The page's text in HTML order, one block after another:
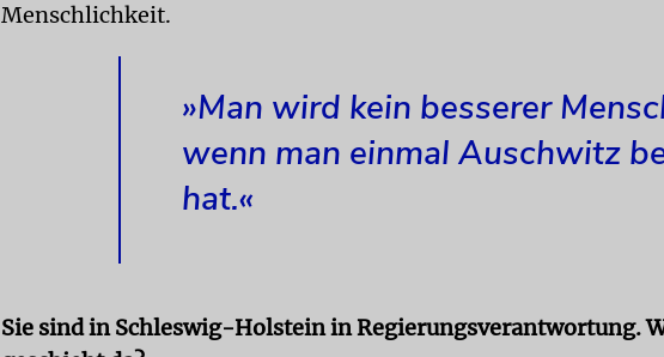
Menschlichkeit.
»Man wird kein besserer
wenn man einmal Auschwitz
hat.«
Sie sind in Schleswig-Holstein in Regierungsverantwortung.